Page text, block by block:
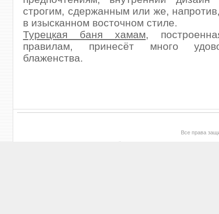
строгим, сдержанным или же,
в изысканном восточном стиле.
Турецкая баня хамам,
правилам, принесёт много
блаженства.
Все права